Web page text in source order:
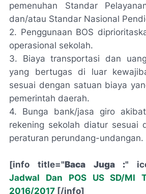
pemenuhan Standar
dan/atau Standar Nasional
2. Penggunaan BOS
operasional sekolah.
3. Biaya transportasi dan
yang bertugas di luar
sesuai dengan satuan biaya
pemerintah daerah.
4. Bunga bank/jasa giro
rekening sekolah diatur sesuai
peraturan perundang-undangan.
[info title="Baca Juga :"
Jadwal Dan POS US SD/MI
2016/2017 [/info]